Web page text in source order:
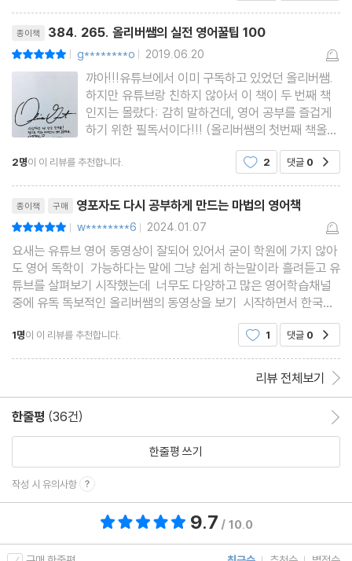
039 ‘욕하지 마!’ 우습지 않게 제대로 말하기
040 What the hell은 욕일까, 아닐까?
퀴즈
올리버쌤의 영어공부팁 4
Lesson 5 우리말 어감을 살려주는 영어 표현들
043 ‘빠르면’ 2시간 안에 온대
044 ‘아직 멀었어?’
045 ‘길면’ 30분 걸릴 거야
046 ‘듣자 하니’ 취소된 것 같아
047 ‘한마디로’ 말해줄래?
049 네가 ‘점점 좋아져’
050 ‘치느님은 항상 옳다’
올리버쌤의 영어공부팁 5
Lesson 6 한국인 대부분이 잘못 알고 쓰는 표현들 1
051 ‘쉬고 싶어’라고 말할 때 쓰는 rest
052 ‘약속 미루자’라고 말할 때 쓰는 postpone
053 ‘나 개 키워’라고 말할 때 쓰는 raise
054 ‘너도 먹을래?’라고 말할 때 쓰는 eat, drink
15년 여름, 페이스북에 처음
종이책 384. 265. 올리버쌤의 실전 영어꿀팁 100
| g********o | 2019.06.20
꺄아!!!유튜브에서 이미 구독하고 있었던 올리버쌤.
하지만 유튜브랑 친하지 않아서 이 책이 두 번째 책
인지는 몰랐다; 감히 말하건데, 영어 공부를 즐겁게
하기 위한 필독서이다!!! (올리버쌤의 첫번째 책올리
버쌤의 영어 꿀팁 http://www.yes24.com/Pro
duct/Goods/67028551?scode=032&OzSra
지 않고 잘 보고 있었는데,이렇게 책으로 나
2명이 이 리뷰를 추천합니다. 2 댓글 0
종이책 구매 영포자도 다시 공부하게 만드는 마법의 영어책
| w********6 | 2024.01.07
요새는 유튜브 영어 동영상이 잘되어 있어서 굳이 학원에 가지 않아
도 영어 독학이 가능하다는 말에 그냥 쉽게 하는말이라 흘려듣고 유
튜브를 살펴보기 시작했는데 너무도 다양하고 많은 영어학습채널
중에 유독 독보적인 올리버쌤의 동영상을 보기 시작하면서 한국말
도 영어도 어쩌면 저렇게 똑부러지게 표현 잘하고 유창할수 있는지
1명이 이 리뷰를 추천합니다. 1 댓글 0
리뷰 전체보기
한줄평 (36건)
한줄평 쓰기
작성 시 유의사항
9.7 / 10.0